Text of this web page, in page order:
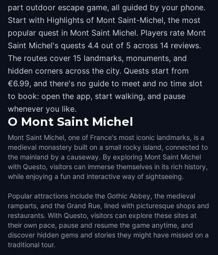
part outdoor escape game, all guided by your phone.
Start with Highlights of Mont Saint-Michel, the most
popular quest in Mont Saint Michel. Players rate Mont
Saint Michel's quests 4.4 out of 5 across 14 reviews.
The routes cover 15 landmarks, monuments, and
hidden corners across the city. Quests start from
€6.99, and there's no guide to meet and no time slot
to book: open the app, start walking, and pause
whenever you like.
O Mont Saint Michel
Mont Saint Michel, one of France's most iconic landmarks, is a
medieval monastery built on a small rocky island, connected to
the mainland by a causeway. By exploring Mont Saint Michel
with Questo, visitors can immerse themselves in its rich history,
while enjoying a fun and interactive way of sightseeing.
Popular attractions include the Gothic Abbey, the medieval
ramparts, and the Grand Rue, lined with picturesque shops and
restaurants. With Questo, visitors can explore these sites at
their own pace, pause and resume the game anytime, and
discover hidden gems and stories they might have missed on a
traditional tour.